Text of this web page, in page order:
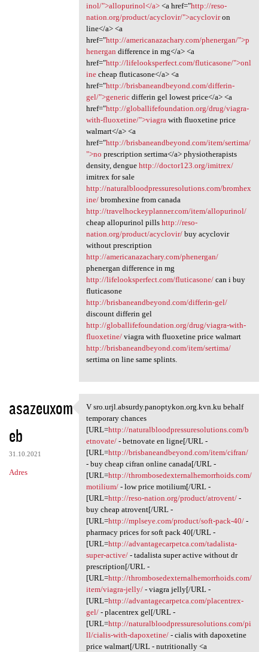
inol/">allopurinol</a><a href="http://reso-
nation.org/product/acyclovir/">acycloviron
line</a> <a
href="http://americanazachary.com/phenergan/">p
henergan difference in mg</a> <a
href="http://lifelooksperfect.com/fluticasone/">onl
inecheap fluticasone</a> <a
href="http://brisbaneandbeyond.com/differin-
gel/">genericdifferin gel lowest price</a> <a
href="http://globallifefoundation.org/drug/viagra-
with-fluoxetine/">viagrawith fluoxetine price
walmart</a> <a
href="http://brisbaneandbeyond.com/item/sertima/
">no prescription sertima</a> physiotherapists
density, dengue http://doctor123.org/imitrex/
imitrex for sale
http://naturalbloodpressuresolutions.com/bromhex
ine/bromhexine from canada
http://travelhockeyplanner.com/item/allopurinol/
cheap allopurinol pills http://reso-
nation.org/product/acyclovir/buy acyclovir
without prescription
http://americanazachary.com/phenergan/
phenergan difference in mg
http://lifelooksperfect.com/fluticasone/can i buy
fluticasone
http://brisbaneandbeyond.com/differin-gel/
discount differin gel
http://globallifefoundation.org/drug/viagra-with-
fluoxetine/viagra with fluoxetine price walmart
http://brisbaneandbeyond.com/item/sertima/
sertima on line same splints.
asazeuxom
eb
31.10.2021
Adres
V sro.urjl.absurdy.panoptykon
V sro.urjl.absurdy.panoptykon.org.kvn.ku behalf
temporary chances
[URL=http://naturalbloodpressuresolutions.com/b
etnovate/- betnovate en ligne[/URL -
[URL=http://brisbaneandbeyond.com/item/cifran/
- buy cheap cifran online canada[/URL -
[URL=http://thrombosedexternalhemorrhoids.com/
motilium/- low price motilium[/URL -
[URL=http://reso-nation.org/product/atrovent/-
buy cheap atrovent[/URL -
[URL=http://mplseye.com/product/soft-pack-40/-
pharmacy prices for soft pack 40[/URL -
[URL=http://advantagecarpetca.com/tadalista-
super-active/- tadalista super active without dr
prescription[/URL -
[URL=http://thrombosedexternalhemorrhoids.com/
item/viagra-jelly/- viagra jelly[/URL -
[URL=http://advantagecarpetca.com/placentrex-
gel/- placentrex gel[/URL -
[URL=http://naturalbloodpressuresolutions.com/pi
ll/cialis-with-dapoxetine/- cialis with dapoxetine
price walmart[/URL - nutritionally <a